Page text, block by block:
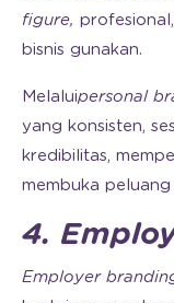
figure,
bisnis gunakan.
Melaluipersonal
yang konsisten,
kredibilitas,
membuka peluang
4.
Employer